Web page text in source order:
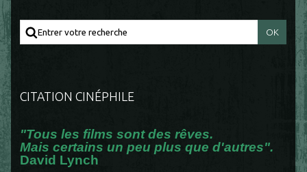
CITATION CINÉPHILE
"Tous les films sont des rêves.
Mais certains un peu plus que d'autres".
David Lynch